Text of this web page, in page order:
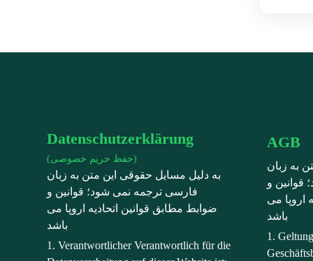
AGB
به زبان
قوانین و
اروپا می
باشد
1.
Datenschutzerklärung
(حفظ حریم خصوصی)
به دلیل مسایل حقوقی این متن به زبان
فارسی ترجمه نمی شود؛ قوانین و
ضوابط مطابق قوانین اتحادیه اروپا می
باشد
1. Verantwortlicher Verantwortlich für die